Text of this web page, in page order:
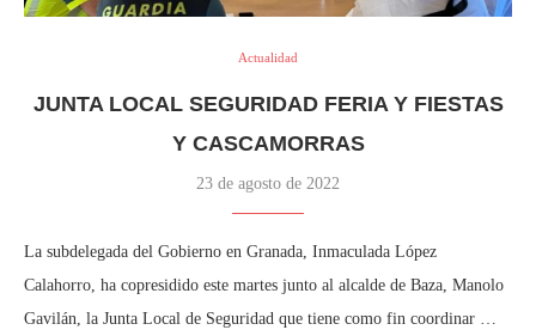
Actualidad
JUNTA LOCAL SEGURIDAD FERIA Y FIESTAS
Y CASCAMORRAS
23 de agosto de 2022
La subdelegada del Gobierno en Granada, Inmaculada López
Calahorro, ha copresidido este martes junto al alcalde de Baza, Manolo
Gavilán, la Junta Local de Seguridad que tiene como fin coordinar …